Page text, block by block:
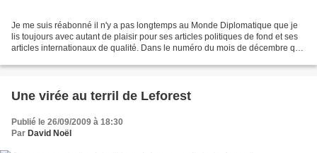
Je me suis réabonné il n'y a pas longtemps au Monde Diplomatique que je
lis toujours avec autant de plaisir pour ses articles politiques de fond et ses
articles internationaux de qualité. Dans le numéro du mois de décembre que
Une virée au terril de Leforest
Publié le 26/09/2009 à 18:30
Par David Noël